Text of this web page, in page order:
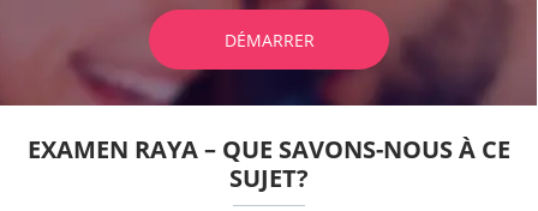
DÉMARRER
EXAMEN RAYA – QUE SAVONS-NOUS À CE
SUJET?